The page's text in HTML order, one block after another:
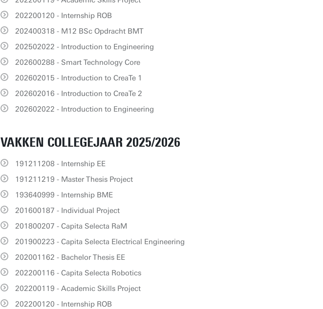
202200120 - Internship ROB
202400318 - M12 BSc Opdracht BMT
202502022 - Introduction to Engineering
202600288 - Smart Technology Core
202602015 - Introduction to CreaTe 1
202602016 - Introduction to CreaTe 2
202602022 - Introduction to Engineering
VAKKEN COLLEGEJAAR 2025/2026
191211208 - Internship EE
191211219 - Master Thesis Project
193640999 - Internship BME
201600187 - Individual Project
201800207 - Capita Selecta RaM
201900223 - Capita Selecta Electrical Engineering
202001162 - Bachelor Thesis EE
202200116 - Capita Selecta Robotics
202200119 - Academic Skills Project
202200120 - Internship ROB